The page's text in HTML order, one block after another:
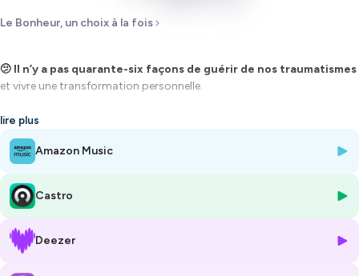
Le Bonheur, un choix à la fois
🫤 Il n’y a pas quarante-six façons de guérir de nos traumatismes
et vivre une transformation personnelle.
Il faut faire face à nos blessures.
Ce n’est pas ce que tu voulais entendre hein ? 😬
Je suis vraiment contente de te présenter l’entrevue que j’ai faite avec
Justine Reid parce qu’elle offre une perspective unique sur la guérison
intérieure et la transformation personnelle, avec des conseils
pratiques pour surmonter les défis émotionnels et vivre une vie
épanouie.
lire plus
Amazon Music
Castro
Deezer